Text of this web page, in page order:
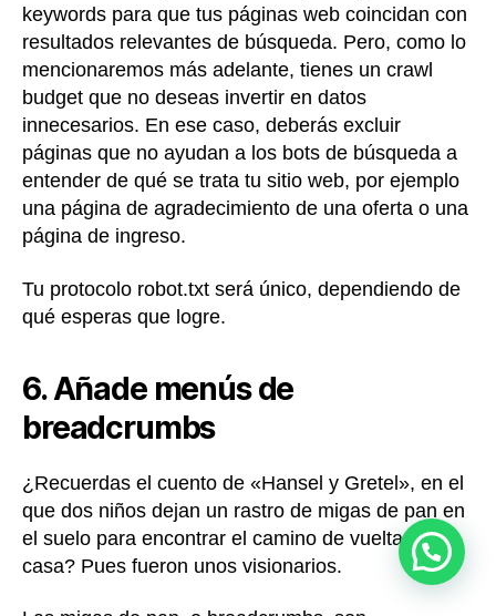
keywords para que tus páginas web coincidan con
resultados relevantes de búsqueda. Pero, como lo
mencionaremos más adelante, tienes un crawl
budget que no deseas invertir en datos
innecesarios. En ese caso, deberás excluir
páginas que no ayudan a los bots de búsqueda a
entender de qué se trata tu sitio web, por ejemplo
una página de agradecimiento de una oferta o una
página de ingreso.
Tu protocolo robot.txt será único, dependiendo de
qué esperas que logre.
6. Añade menús de
breadcrumbs
¿Recuerdas el cuento de «Hansel y Gretel», en el
que dos niños dejan un rastro de migas de pan en
el suelo para encontrar el camino de vuelta a
casa? Pues fueron unos visionarios.